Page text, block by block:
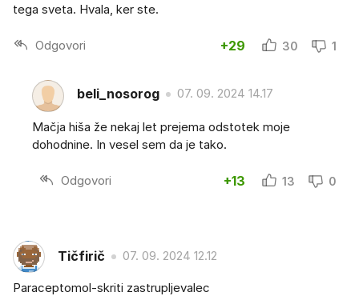
tega sveta. Hvala, ker ste.
Odgovori +29 30 1
beli_nosorog 07. 09. 2024 14.17
Mačja hiša že nekaj let prejema odstotek moje
dohodnine. In vesel sem da je tako.
Odgovori +13 13 0
Tičfirič 07. 09. 2024 12.12
Paraceptomol-skriti zastrupljevalec